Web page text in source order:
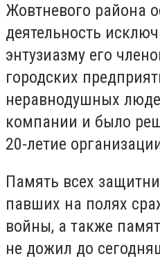
Жовтневого района
деятельность
энтузиазму его
городских
неравнодушных
компании и было
20-летие
Память всех
павших на полях
войны, а также
не дожил до